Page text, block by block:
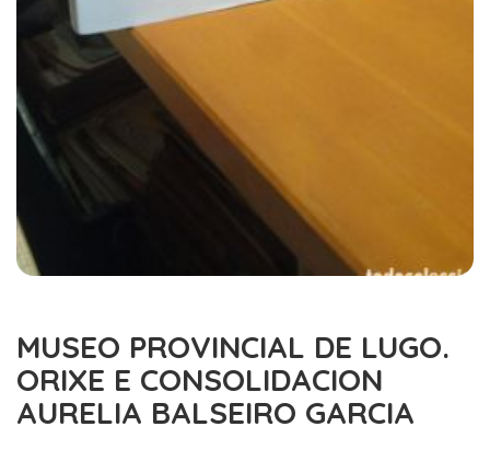
MUSEO PROVINCIAL DE LUGO.
ORIXE E CONSOLIDACION
AURELIA BALSEIRO GARCIA